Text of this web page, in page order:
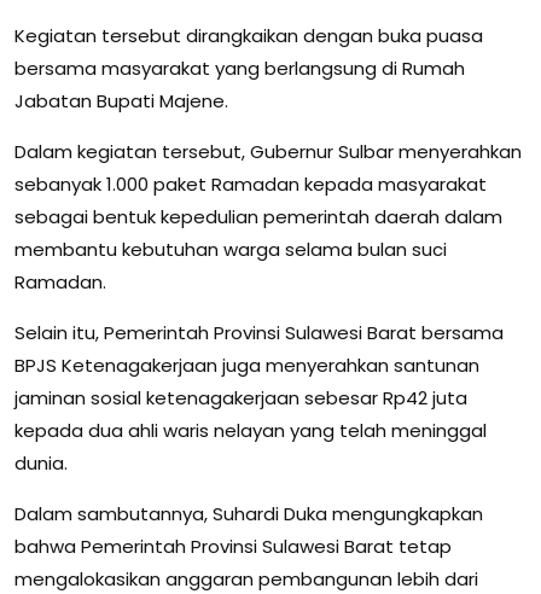
Kegiatan tersebut dirangkaikan dengan buka puasa
bersama masyarakat yang berlangsung di Rumah
Jabatan Bupati Majene.
Dalam kegiatan tersebut, Gubernur Sulbar menyerahkan
sebanyak 1.000 paket Ramadan kepada masyarakat
sebagai bentuk kepedulian pemerintah daerah dalam
membantu kebutuhan warga selama bulan suci
Ramadan.
Selain itu, Pemerintah Provinsi Sulawesi Barat bersama
BPJS Ketenagakerjaan juga menyerahkan santunan
jaminan sosial ketenagakerjaan sebesar Rp42 juta
kepada dua ahli waris nelayan yang telah meninggal
dunia.
Dalam sambutannya, Suhardi Duka mengungkapkan
bahwa Pemerintah Provinsi Sulawesi Barat tetap
mengalokasikan anggaran pembangunan lebih dari